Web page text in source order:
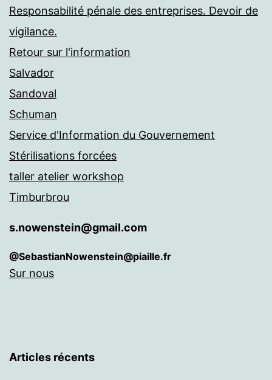
Responsabilité pénale des entreprises. Devoir de
vigilance.
Retour sur l'information
Salvador
Sandoval
Schuman
Service d'Information du Gouvernement
Stérilisations forcées
taller atelier workshop
Timburbrou
s.nowenstein@gmail.com
@SebastianNowenstein@piaille.fr
Sur nous
Articles récents